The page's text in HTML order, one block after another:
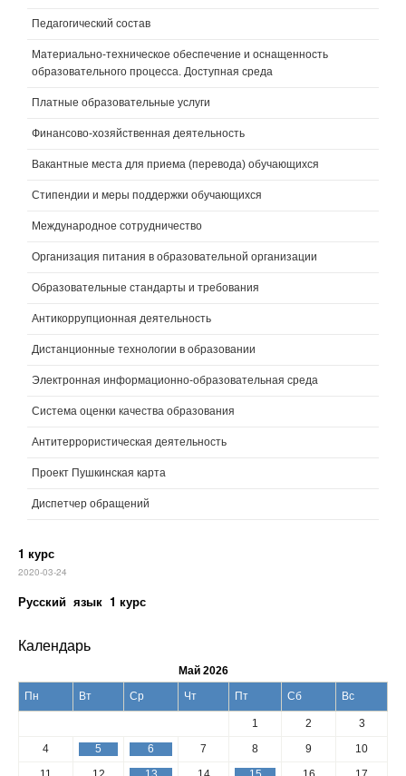
Педагогический состав
Материально-техническое обеспечение и оснащенность
образовательного процесса. Доступная среда
Платные образовательные услуги
Финансово-хозяйственная деятельность
Вакантные места для приема (перевода) обучающихся
Стипендии и меры поддержки обучающихся
Международное сотрудничество
Организация питания в образовательной организации
Образовательные стандарты и требования
Антикоррупционная деятельность
Дистанционные технологии в образовании
Электронная информационно-образовательная среда
Система оценки качества образования
Антитеррористическая деятельность
Проект Пушкинская карта
Диспетчер обращений
1 курс
2020-03-24
Русский язык 1 курс
Календарь
Май 2026
Пн
Вт Ср Чт Пт Сб Вс
1 2
3
4
5 6 7 8 9
10